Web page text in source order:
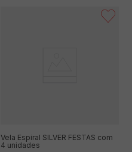
Vela Espiral SILVER FESTAS com
4 unidades